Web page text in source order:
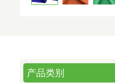
产品类别